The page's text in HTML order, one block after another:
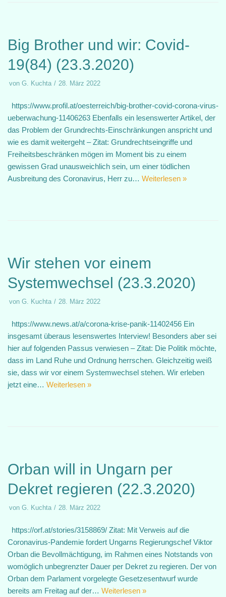
Big Brother und wir: Covid-
19(84) (23.3.2020)
von G. Kuchta 28. März 2022
https://www.profil.at/oesterreich/big-brother-covid-corona-virus-
ueberwachung-11406263 Ebenfalls ein lesenswerter Artikel, der
das Problem der Grundrechts-Einschränkungen anspricht und
wie es damit weitergeht – Zitat: Grundrechtseingriffe und
Freiheitsbeschränken mögen im Moment bis zu einem
gewissen Grad unausweichlich sein, um einer tödlichen
Ausbreitung des Coronavirus, Herr zu… Weiterlesen »
Wir stehen vor einem
Systemwechsel (23.3.2020)
von G. Kuchta 28. März 2022
https://www.news.at/a/corona-krise-panik-11402456 Ein
insgesamt überaus lesenswertes Interview! Besonders aber sei
hier auf folgenden Passus verwiesen – Zitat: Die Politik möchte,
dass im Land Ruhe und Ordnung herrschen. Gleichzeitig weiß
sie, dass wir vor einem Systemwechsel stehen. Wir erleben
jetzt eine… Weiterlesen »
Orban will in Ungarn per
Dekret regieren (22.3.2020)
von G. Kuchta 28. März 2022
https://orf.at/stories/3158869/ Zitat: Mit Verweis auf die
Coronavirus-Pandemie fordert Ungarns Regierungschef Viktor
Orban die Bevollmächtigung, im Rahmen eines Notstands von
womöglich unbegrenzter Dauer per Dekret zu regieren. Der von
Orban dem Parlament vorgelegte Gesetzesentwurf wurde
bereits am Freitag auf der… Weiterlesen »